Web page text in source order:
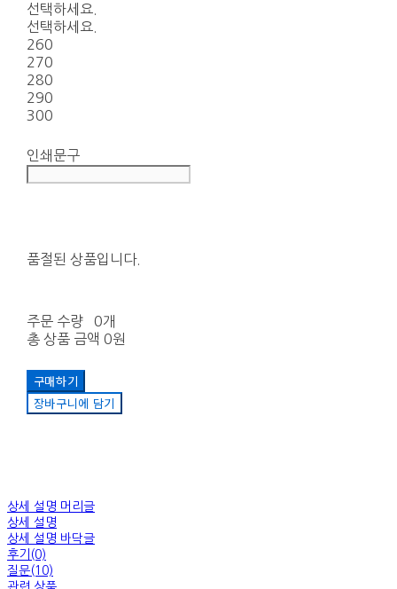
선택하세요.
선택하세요.
260
270
280
290
300
인쇄문구
품절된 상품입니다.
주문 수량
0개
총 상품 금액 0원
구매하기
장바구니에 담기
상세 설명 머리글
상세 설명
상세 설명 바닥글
후기(0)
질문(10)